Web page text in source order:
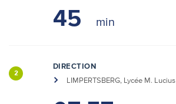
45
2
DIRECTION
LIMPERTSBERG, Lycée M. Lucius